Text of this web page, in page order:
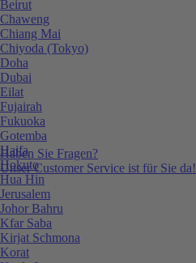
Haben Sie Fragen?
Unser Customer Service ist für Sie da!
Beirut
Chaweng
Chiang Mai
Chiyoda (Tokyo)
Doha
Dubai
Eilat
Fujairah
Fukuoka
Gotemba
Haifa
Hokuto
Hua Hin
Jerusalem
Johor Bahru
Kfar Saba
Kirjat Schmona
Korat